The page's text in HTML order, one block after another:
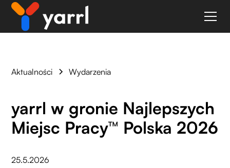
Aktualności Wydarzenia
yarrl w gronie Najlepszych
Miejsc Pracy™ Polska 2026
25.5.2026